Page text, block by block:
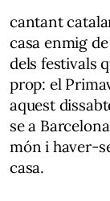
cantant
casa enmig
dels festivals
prop: el
aquest
se a
món i haver-
casa.